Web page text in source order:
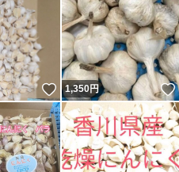
いいね！
1,350円